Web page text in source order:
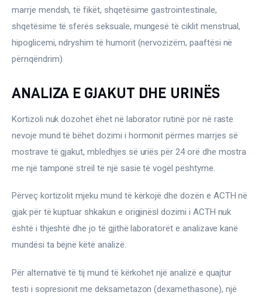
marrje mendsh, të fikët, shqetësime gastrointestinale,
shqetësime të sferës seksuale, mungesë të ciklit menstrual,
hipoglicemi, ndryshim të humorit (nervozizëm, paaftësi në
përnqëndrim)
ANALIZA E GJAKUT DHE URINËS
Kortizoli nuk dozohet ëhet në laborator rutinë por në raste
nevoje mund të bëhet dozimi i hormonit përmes marrjes së
mostrave të gjakut, mbledhjes së uriës për 24 orë dhe mostra
me një tamponë streil të një sasie të vogël pështyme.
Përveç kortizolit mjeku mund të kërkojë dhe dozën e ACTH në
gjak për të kuptuar shkakun e origjinësl dozimi i ACTH nuk
është i thjeshtë dhe jo të gjithë laboratorët e analizave kanë
mundësi ta bëjnë këtë analizë.
Për alternativë të tij mund të kërkohet një analizë e quajtur
testi i sopresionit me deksametazon (dexamethasone), një